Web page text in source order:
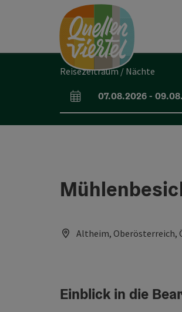
Zum InhaltAccesskey
[0]
Zur NavigationAccesskey
Zum Seitenanfang Accesskey
Reisezeitraum / Nächte
An- und Abreisefelder
07.08.2026-
Altheim, Oberösterreich,
Einblick in die